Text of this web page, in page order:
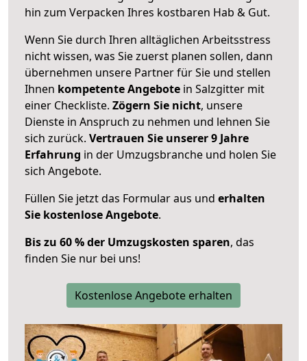
hin zum Verpacken Ihres kostbaren Hab & Gut.
Wenn Sie durch Ihren alltäglichen Arbeitsstress
nicht wissen, was Sie zuerst planen sollen, dann
übernehmen unsere Partner für Sie und stellen
Ihnen kompetente Angebote in Salzgitter mit
einer Checkliste. Zögern Sie nicht, unsere
Dienste in Anspruch zu nehmen und lehnen Sie
sich zurück. Vertrauen Sie unserer 9 Jahre
Erfahrung in der Umzugsbranche und holen Sie
sich Angebote.
Füllen Sie jetzt das Formular aus und erhalten
Sie kostenlose Angebote.
Bis zu 60 % der Umzugskosten sparen, das
finden Sie nur bei uns!
Kostenlose Angebote erhalten